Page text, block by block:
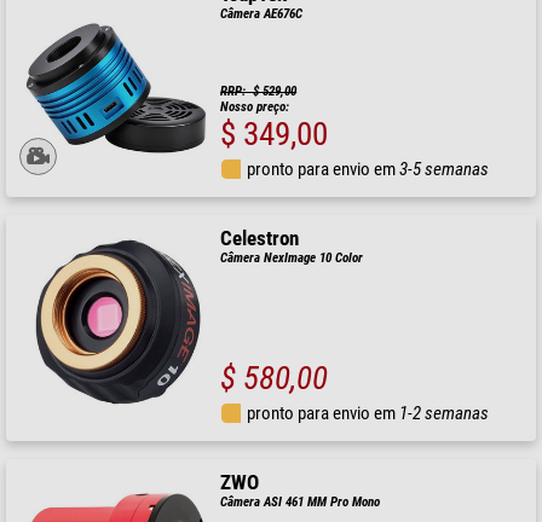
Câmera AE676C
RRP: $ 529,00
Nosso preço:
$ 349,00
pronto para envio em3-5 semanas
Celestron
Câmera NexImage 10 Color
$ 580,00
pronto para envio em 1-2 semanas
ZWO
Câmera ASI 461 MM Pro Mono